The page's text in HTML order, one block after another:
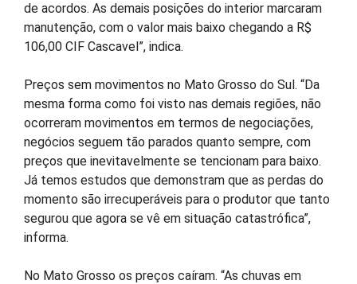
de acordos. As demais posições do interior marcaram
manutenção, com o valor mais baixo chegando a R$
106,00 CIF Cascavel”, indica.
Preços sem movimentos no Mato Grosso do Sul. “Da
mesma forma como foi visto nas demais regiões, não
ocorreram movimentos em termos de negociações,
negócios seguem tão parados quanto sempre, com
preços que inevitavelmente se tencionam para baixo.
Já temos estudos que demonstram que as perdas do
momento são irrecuperáveis para o produtor que tanto
segurou que agora se vê em situação catastrófica”,
informa.
No Mato Grosso os preços caíram. “As chuvas em